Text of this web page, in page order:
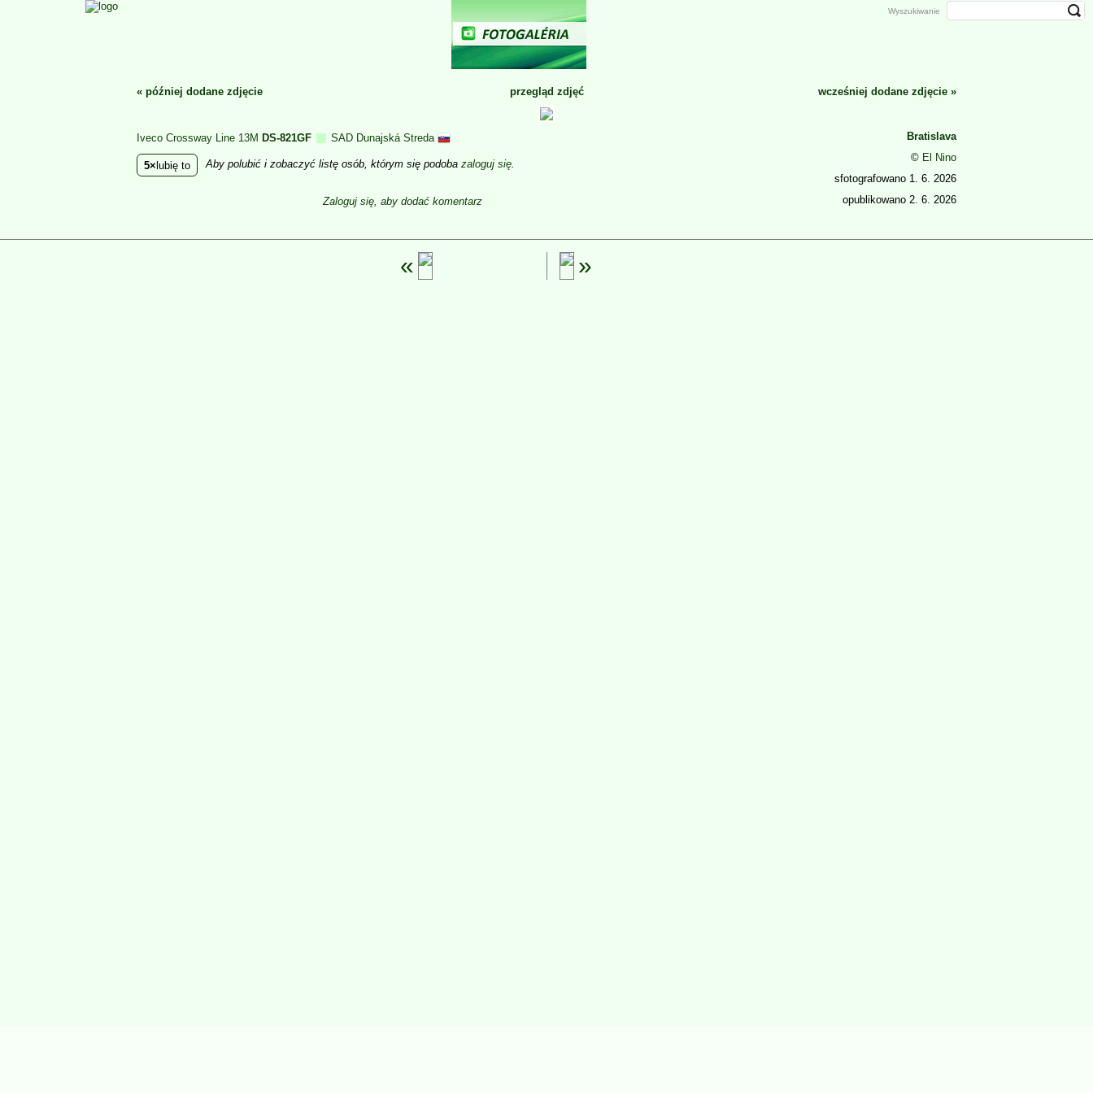
« później dodane zdjęcie przegląd zdjęć wcześniej dodane zdjęcie »
Iveco Crossway Line 13M DS-821GF SAD Dunajská Streda
5 lubię to Aby polubić i zobaczyć listę osób, którym się podoba zaloguj się.
Bratislava
© El Nino
sfotografowano 1. 6. 2026
opublikowano 2. 6. 2026
Zaloguj się, aby dodać komentarz
Wyszukiwanie